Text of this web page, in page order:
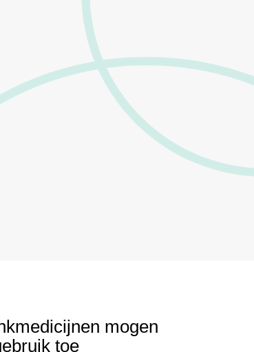
mogen
toe